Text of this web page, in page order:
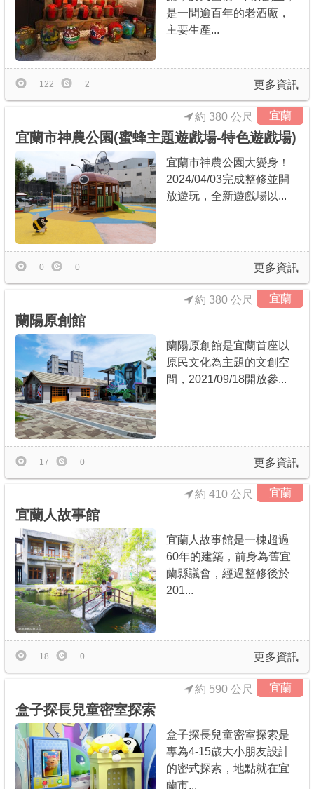
是一間逾百年的老酒廠，
主要生產...
更多資訊
122 2
宜蘭
宜蘭市神農公園(蜜蜂主題遊戲場-特色遊戲場)
約 380 公尺
宜蘭市神農公園大變身！
2024/04/03完成整修並開
放遊玩，全新遊戲場以...
更多資訊
0 0
宜蘭
蘭陽原創館
約 380 公尺
蘭陽原創館是宜蘭首座以
原民文化為主題的文創空
間，2021/09/18開放參...
更多資訊
17 0
宜蘭
宜蘭人故事館
約 410 公尺
宜蘭人故事館是一棟超過
60年的建築，前身為舊宜
蘭縣議會，經過整修後於
201...
更多資訊
18 0
宜蘭
盒子探長兒童密室探索
約 590 公尺
盒子探長兒童密室探索是
專為4-15歲大小朋友設計
的密式探索，地點就在宜
蘭市...